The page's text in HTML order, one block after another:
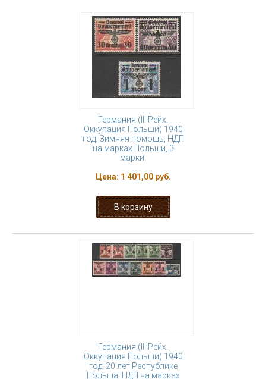
Германия (III Рейх.
Оккупация Польши) 1940
год. Зимняя помощь, НДП
на марках Польши, 3
марки.
Цена: 1 401,00 руб.
Германия (III Рейх.
Оккупация Польши) 1940
год. 20 лет Республике
Польша, НДП на марках